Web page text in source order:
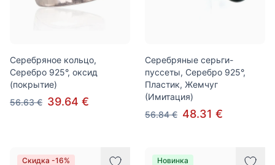
Серебряное кольцо,
Серебро 925°, оксид
(покрытие)
56.63 € 39.64 €
Серебряные серьги-
пуссеты, Серебро 925°,
Пластик, Жемчуг
(Имитация)
56.84 € 48.31 €
Скидка -16% Новинка